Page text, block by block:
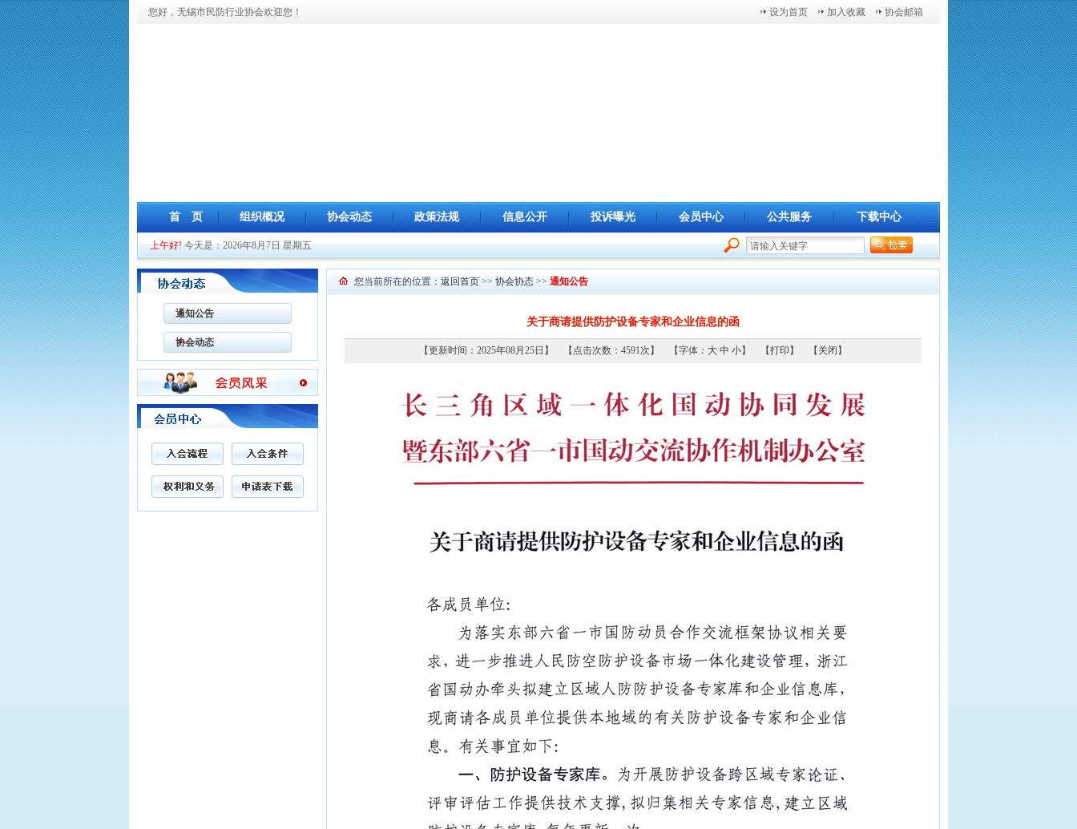
您好，无锡市民防行业协会欢迎您！ 设为首页 加入收藏 协会邮箱
首 页 组织概况 协会动态 政策法规 信息公开 投诉曝光 会员中心 公共服务 下载中心
上午好!今天是：2026年8月7日 星期五
通知公告
协会动态
您当前所在的位置： 返回首页 >> 协会协态 >> 通知公告
关于商请提供防护设备专家和企业信息的函
【更新时间：2025年08月25日】 【点击次数：4591次】 【字体： 大 中 小】 【打印 】 【 关闭 】